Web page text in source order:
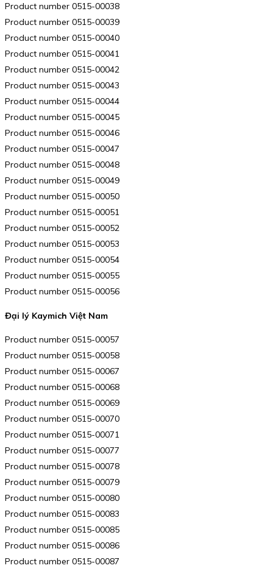
Product number 0515-00038
Product number 0515-00039
Product number 0515-00040
Product number 0515-00041
Product number 0515-00042
Product number 0515-00043
Product number 0515-00044
Product number 0515-00045
Product number 0515-00046
Product number 0515-00047
Product number 0515-00048
Product number 0515-00049
Product number 0515-00050
Product number 0515-00051
Product number 0515-00052
Product number 0515-00053
Product number 0515-00054
Product number 0515-00055
Product number 0515-00056
Đại lý Kaymich Việt Nam
Product number 0515-00057
Product number 0515-00058
Product number 0515-00067
Product number 0515-00068
Product number 0515-00069
Product number 0515-00070
Product number 0515-00071
Product number 0515-00077
Product number 0515-00078
Product number 0515-00079
Product number 0515-00080
Product number 0515-00083
Product number 0515-00085
Product number 0515-00086
Product number 0515-00087